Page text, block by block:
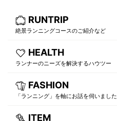
RUNTRIP
絶景ランニングコースのご紹介など
HEALTH
ランナーのニーズを解決するハウツー
FASHION
「ランニング」を軸にお話を伺いました
ITEM